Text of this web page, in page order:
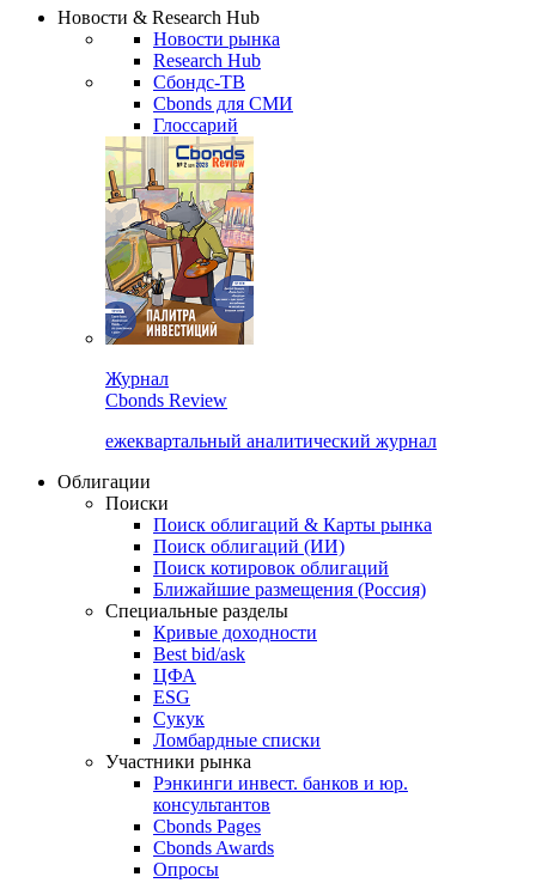
Новости & Research Hub
Новости рынка
Research Hub
Сбондс-ТВ
Cbonds для СМИ
Глоссарий
Журнал
Cbonds Review
ежеквартальный аналитический журнал
Облигации
Поиски
Поиск облигаций & Карты рынка
Поиск облигаций (ИИ)
Поиск котировок облигаций
Ближайшие размещения (Россия)
Специальные разделы
Кривые доходности
Best bid/ask
ЦФА
ESG
Сукук
Ломбардные списки
Участники рынка
Рэнкинги инвест. банков и юр.
консультантов
Cbonds Pages
Cbonds Awards
Опросы